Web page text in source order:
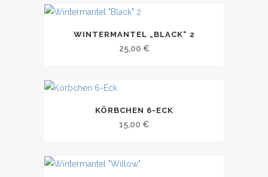
WINTERMANTEL „BLACK“ 2
25,00 €
KÖRBCHEN 6-ECK
15,00 €